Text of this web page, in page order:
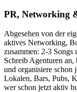
PR, Networking
Abgesehen von der
aktives Networking,
zusammen: 2-3 Songs
Schreib Agenturen
und organisiere
Lokalen, Bars, Pubs,
wer schon jetzt aktiv